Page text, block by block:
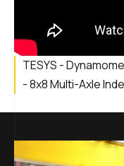
TESYS -
- 8x8 Multi-Axle